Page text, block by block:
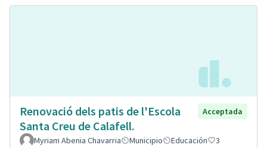
Renovació dels patis de l'Escola
Santa Creu de Calafell.
Acceptada
Myriam Abenia Chavarria Municipio Educación 3